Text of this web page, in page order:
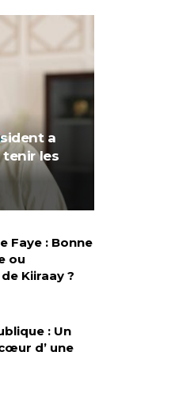
a
tenir les
Faye : Bonne
ou
Kiiraay ?
: Un
d’ une